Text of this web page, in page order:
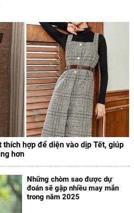
thích hợp để diện vào dịp Tết, giúp
hơn
Những chòm sao được dự
đoán sẽ gặp nhiều may mắn
trong năm 2025